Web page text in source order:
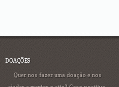
DOAÇÕES
Quer nos fazer uma doação e nos